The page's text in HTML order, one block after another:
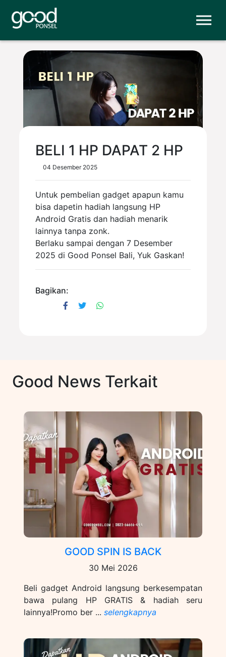
BELI 1 HP DAPAT 2 HP
04 Desember 2025
Untuk pembelian gadget apapun kamu
bisa dapetin hadiah langsung HP
Android Gratis dan hadiah menarik
lainnya tanpa zonk.
Berlaku sampai dengan 7 Desember
2025 di Good Ponsel Bali, Yuk Gaskan!
Bagikan:
Good News Terkait
GOOD SPIN IS BACK
30 Mei 2026
Beli gadget Android langsung berkesempatan
bawa pulang HP GRATIS & hadiah seru
lainnya!Promo ber ... selengkapnya